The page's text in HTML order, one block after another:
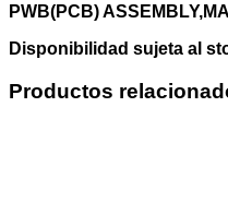
PWB(PCB)
Disponibilidad sujeta al
Productos